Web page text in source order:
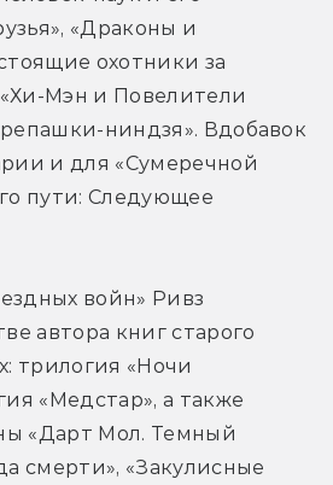
«Драконы и
охотники за
Мэн и Повелители
ниндзя». Вдобавок
и для «Сумеречной
пути: Следующее
войн» Ривз
автора книг старого
трилогия «Ночи
«Медстар», а также
«Дарт Мол. Темный
смерти», «Закулисные